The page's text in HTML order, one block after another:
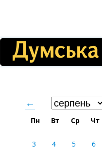
←
Пн Вт Ср Чт
3
4 5 6